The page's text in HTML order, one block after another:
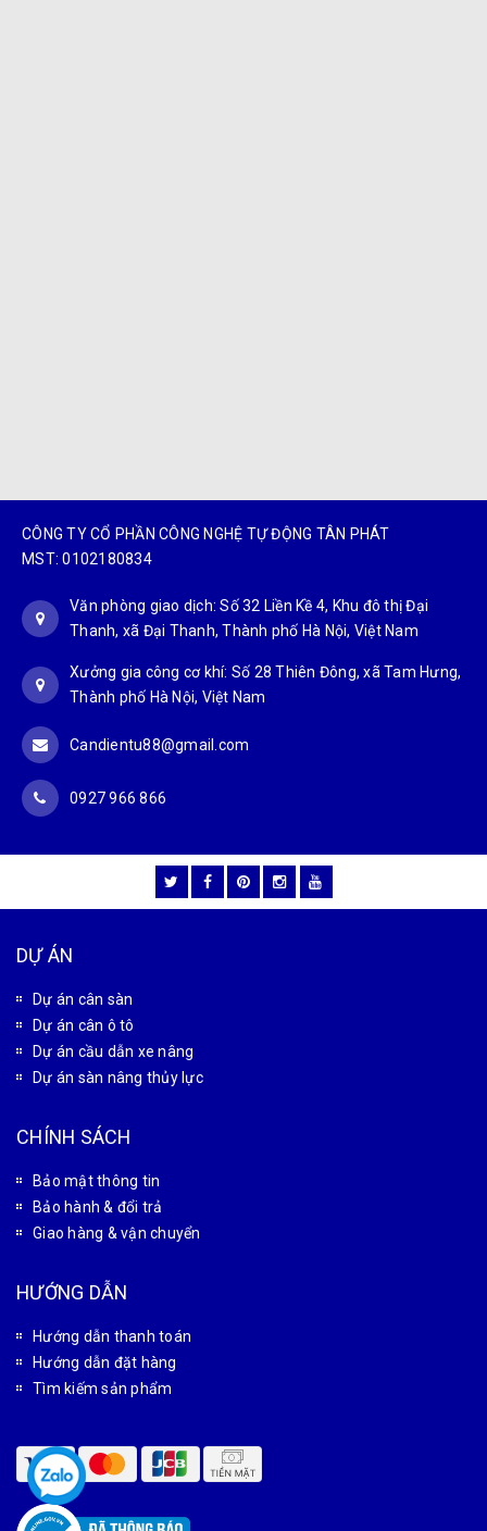
CÔNG TY CỔ PHẦN CÔNG NGHỆ TỰ ĐỘNG TÂN PHÁT
MST: 0102180834
Văn phòng giao dịch: Số 32 Liền Kề 4, Khu đô thị Đại
Thanh, xã Đại Thanh, Thành phố Hà Nội, Việt Nam
Xưởng gia công cơ khí: Số 28 Thiên Đông, xã Tam Hưng,
Thành phố Hà Nội, Việt Nam
Candientu88@gmail.com
0927 966 866
DỰ ÁN
Dự án cân sàn
Dự án cân ô tô
Dự án cầu dẫn xe nâng
Dự án sàn nâng thủy lực
CHÍNH SÁCH
Bảo mật thông tin
Bảo hành & đổi trả
Giao hàng & vận chuyển
HƯỚNG DẪN
Hướng dẫn thanh toán
Hướng dẫn đặt hàng
Tìm kiếm sản phẩm